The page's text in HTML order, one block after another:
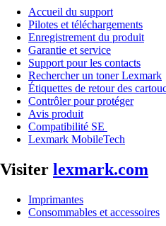
Accueil du support
Pilotes et téléchargements
Enregistrement du produit
Garantie et service
Support pour les contacts
Rechercher un toner Lexmark
Étiquettes de retour des
Contrôler pour protéger
Avis produit
Compatibilité SE
Lexmark MobileTech
Visiter lexmark.com
Imprimantes
Consommables et accessoires